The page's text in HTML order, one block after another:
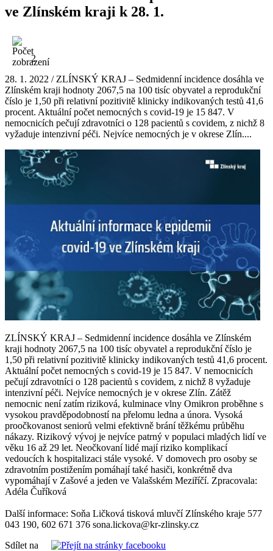
ve Zlínském kraji k 28. 1.
2
28. 1. 2022 / ZLÍNSKÝ KRAJ – Sedmidenní incidence dosáhla ve
Zlínském kraji hodnoty 2067,5 na 100 tisíc obyvatel a reprodukční
číslo je 1,50 při relativní pozitivitě klinicky indikovaných testů 41,6
procent. Aktuální počet nemocných s covid-19 je 15 847. V
nemocnicích pečují zdravotníci o 128 pacientů s covidem, z nichž 8
vyžaduje intenzivní péči. Nejvíce nemocných je v okrese Zlín....
ZLÍNSKÝ KRAJ – Sedmidenní incidence dosáhla ve Zlínském
kraji hodnoty 2067,5 na 100 tisíc obyvatel a reprodukční číslo je
1,50 při relativní pozitivitě klinicky indikovaných testů 41,6 procent.
Aktuální počet nemocných s covid-19 je 15 847. V nemocnicích
pečují zdravotníci o 128 pacientů s covidem, z nichž 8 vyžaduje
intenzivní péči. Nejvíce nemocných je v okrese Zlín. Zátěž
nemocnic není zatím riziková, kulminace vlny Omikron proběhne s
vysokou pravděpodobností na přelomu ledna a února. Vysoká
proočkovanost seniorů velmi efektivně brání těžkému průběhu
nákazy. Rizikový vývoj je nejvíce patrný v populaci mladých lidí ve
věku 16 až 29 let. Neočkovaní lidé mají riziko komplikací
vedoucích k hospitalizaci stále vysoké. V domovech pro osoby se
zdravotním postižením pomáhají také hasiči, konkrétně dva
vypomáhají v Zašové a jeden ve Valašském Meziříčí. Zpracovala:
Adéla Čuříková
Další informace: Soňa Ličková tisková mluvčí Zlínského kraje 577
043 190, 602 671 376 sona.lickova@kr-zlinsky.cz
Sdílet na